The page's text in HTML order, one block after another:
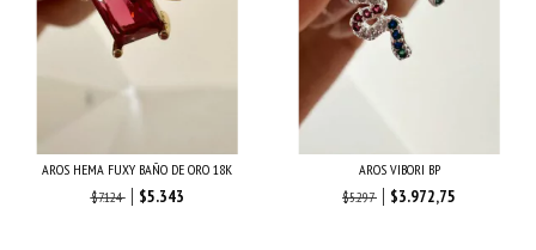
AROS HEMA FUXY BAÑO DE ORO 18K
$7.124
$5.343
AROS VIBORI BP
$5.297
$3.972,75